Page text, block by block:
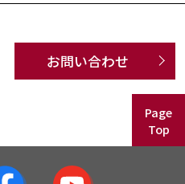
お問い合わせ
Page
Top